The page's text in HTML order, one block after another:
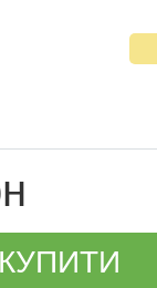
КУПИТИ